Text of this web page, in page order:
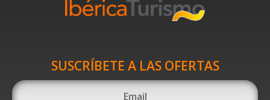
SUSCRÍBETE A LAS OFERTAS